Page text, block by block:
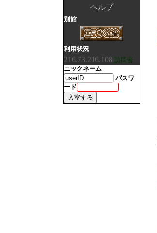
ヘルプ
別館
利用状況
216.73.216.108 訪問者
ニックネーム
パスワ
ード